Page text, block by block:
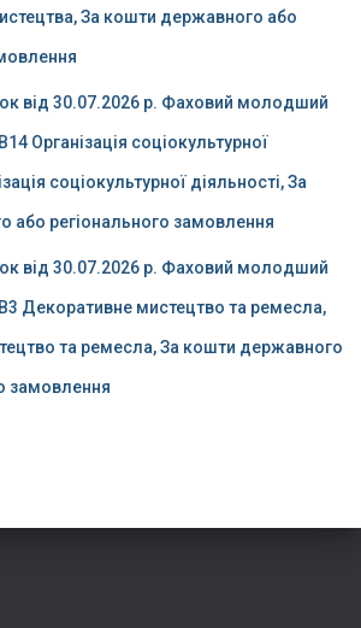
За кошти державного або
від 30.07.2026 р. Фаховий молодший
Організація соціокультурної
соціокультурної діяльності, За
або регіонального замовлення
від 30.07.2026 р. Фаховий молодший
Декоративне мистецтво та ремесла,
та ремесла, За кошти державного
замовлення